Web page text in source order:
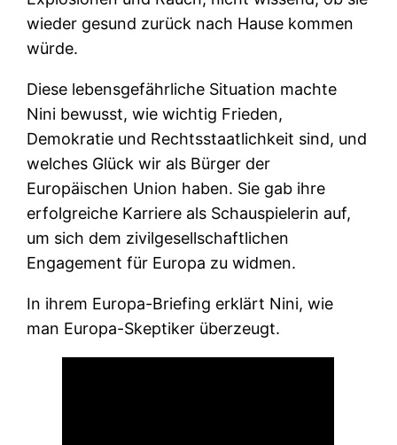
wieder gesund zurück nach Hause kommen
würde.
Diese lebensgefährliche Situation machte
Nini bewusst, wie wichtig Frieden,
Demokratie und Rechtsstaatlichkeit sind, und
welches Glück wir als Bürger der
Europäischen Union haben. Sie gab ihre
erfolgreiche Karriere als Schauspielerin auf,
um sich dem zivilgesellschaftlichen
Engagement für Europa zu widmen.
In ihrem Europa-Briefing erklärt Nini, wie
man Europa-Skeptiker überzeugt.